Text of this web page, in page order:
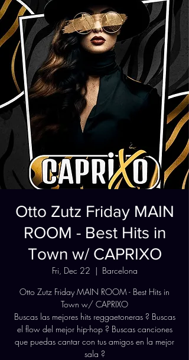
Otto Zutz Friday MAIN
ROOM - Best Hits in
Town w/ CAPRIXO
Fri, Dec 22
  |
Barcelona
Otto Zutz Friday MAIN ROOM - Best Hits in
Town w/ CAPRIXO
Buscas las mejores hits reggaetoneras ? Buscas
el flow del mejor hip-hop ? Buscas canciones
que puedas cantar con tus amigos en la mejor
sala ?